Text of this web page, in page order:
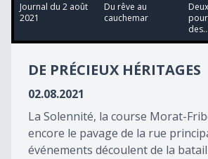
11
minutes,
seconds
Journal du 2 août
2021
Du rêve au
cauchemar
des...
DE PRÉCIEUX HÉRITAGES
02.08.2021
La Solennité, la course Morat-
encore le pavage de la rue
événements découlent de la